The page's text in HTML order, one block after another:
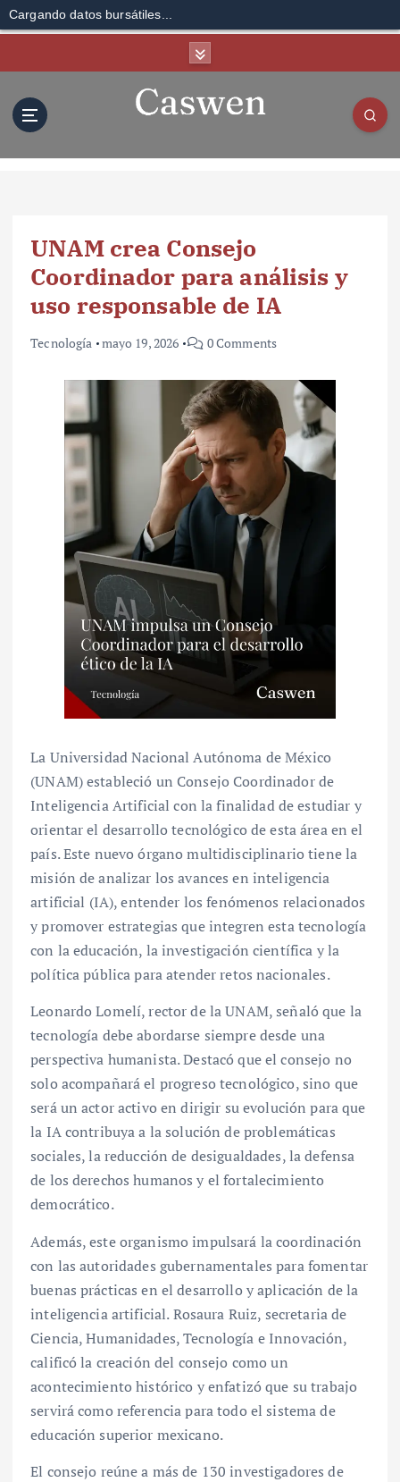
Cargando datos bursátiles...
UNAM crea Consejo
Coordinador para análisis y
uso responsable de IA
Tecnología mayo 19, 2026 0 Comments
La Universidad Nacional Autónoma de México
(UNAM) estableció un Consejo Coordinador de
Inteligencia Artificial con la finalidad de estudiar y
orientar el desarrollo tecnológico de esta área en el
país. Este nuevo órgano multidisciplinario tiene la
misión de analizar los avances en inteligencia
artificial (IA), entender los fenómenos relacionados
y promover estrategias que integren esta tecnología
con la educación, la investigación científica y la
política pública para atender retos nacionales.
Leonardo Lomelí, rector de la UNAM, señaló que la
tecnología debe abordarse siempre desde una
perspectiva humanista. Destacó que el consejo no
solo acompañará el progreso tecnológico, sino que
será un actor activo en dirigir su evolución para que
la IA contribuya a la solución de problemáticas
sociales, la reducción de desigualdades, la defensa
de los derechos humanos y el fortalecimiento
democrático.
Además, este organismo impulsará la coordinación
con las autoridades gubernamentales para fomentar
buenas prácticas en el desarrollo y aplicación de la
inteligencia artificial. Rosaura Ruiz, secretaria de
Ciencia, Humanidades, Tecnología e Innovación,
calificó la creación del consejo como un
acontecimiento histórico y enfatizó que su trabajo
servirá como referencia para todo el sistema de
educación superior mexicano.
El consejo reúne a más de 130 investigadores de